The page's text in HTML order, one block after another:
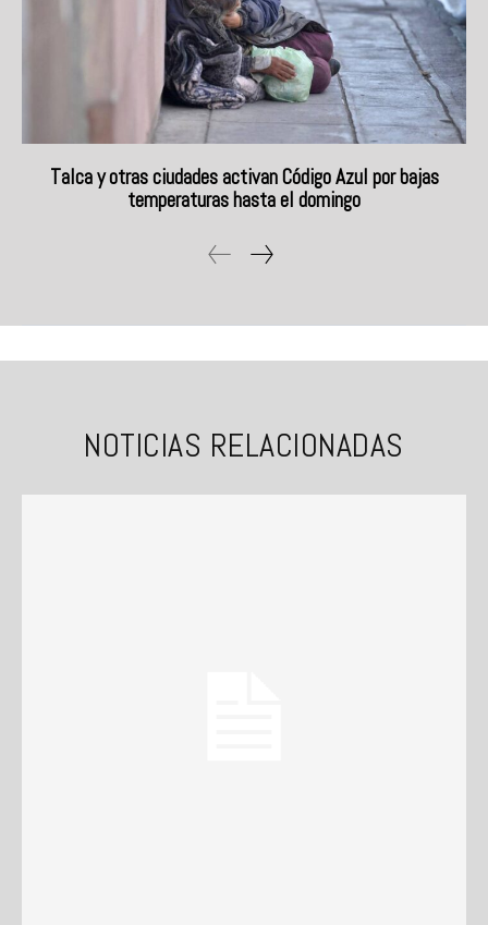
Talca y otras ciudades activan Código Azul por bajas
temperaturas hasta el domingo
NOTICIAS RELACIONADAS